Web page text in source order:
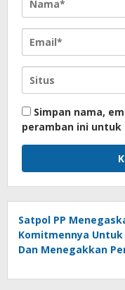
Simpan nama,
peramban ini
Satpol PP
Komitmennya
Dan Menegakkan